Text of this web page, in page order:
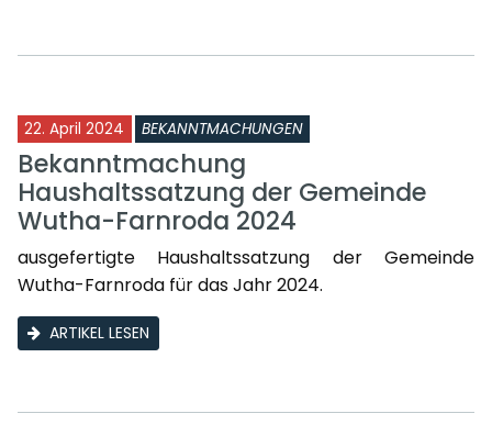
22. April 2024 BEKANNTMACHUNGEN
Bekanntmachung
Haushaltssatzung der Gemeinde
Wutha-Farnroda 2024
ausgefertigte Haushaltssatzung der Gemeinde
Wutha-Farnroda für das Jahr 2024.
ARTIKEL LESEN